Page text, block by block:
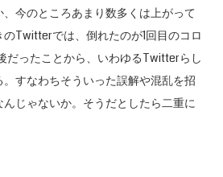
、今のところあまり数多くは上がって
Twitterでは、倒れたのが1回目のコロ
だったことから、いわゆるTwitterらし
すなわちそういった誤解や混乱を招
じゃないか。そうだとしたら二重に